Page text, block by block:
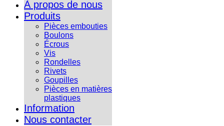
À propos de nous
Produits
Pièces embouties
Boulons
Écrous
Vis
Rondelles
Rivets
Goupilles
Pièces en matières
plastiques
Information
Nous contacter